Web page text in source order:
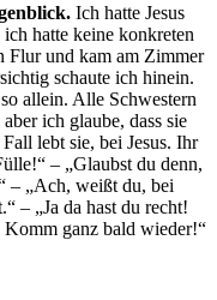
Ich hatte Jesus
hatte keine konkreten
Flur und kam am Zimmer
schaute ich hinein.
allein. Alle Schwestern
ich glaube, dass sie
lebt sie, bei Jesus. Ihr
– „Glaubst du denn,
– „Ach, weißt du, bei
– „Ja da hast du recht!
ganz bald wieder!“